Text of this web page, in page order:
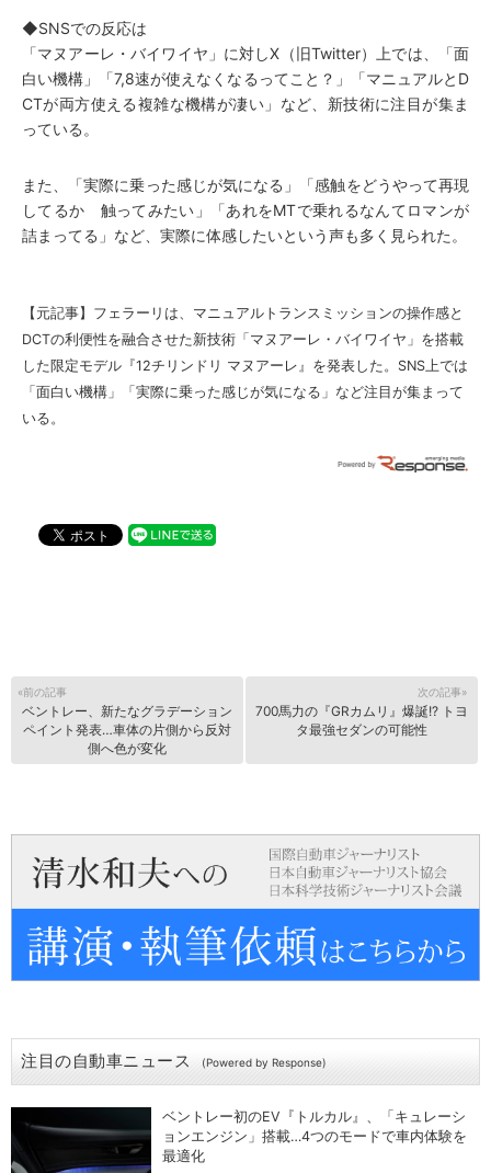
◆SNSでの反応は
「マヌアーレ・バイワイヤ」に対しX（旧Twitter）上では、「面
白い機構」「7,8速が使えなくなるってこと？」「マニュアルとD
CTが両方使える複雑な機構が凄い」など、新技術に注目が集ま
っている。
また、「実際に乗った感じが気になる」「感触をどうやって再現
してるか 触ってみたい」「あれをMTで乗れるなんてロマンが
詰まってる」など、実際に体感したいという声も多く見られた。
【元記事】 フェラーリは、マニュアルトランスミッションの操作感と
DCTの利便性を融合させた新技術「マヌアーレ・バイワイヤ」を搭載
した限定モデル『12チリンドリ マヌアーレ』を発表した。SNS上では
「面白い機構」「実際に乗った感じが気になる」など注目が集まって
いる。
«前の記事
ベントレー、新たなグラデーション
ペイント発表…車体の片側から反対
側へ色が変化
次の記事»
700馬力の『GRカムリ』爆誕!? トヨ
タ最強セダンの可能性
注目の自動車ニュース (Powered by Response)
ベントレー初のEV『トルカル』、「キュレーシ
ョンエンジン」搭載…4つのモードで車内体験を
最適化